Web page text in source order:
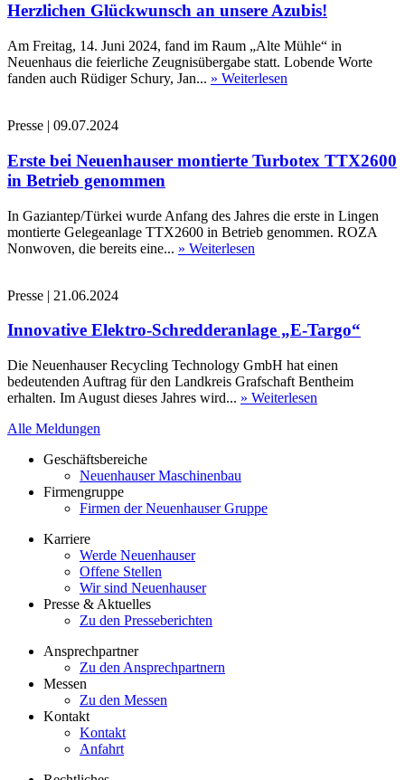
Herzlichen Glückwunsch an unsere Azubis!
Am Freitag, 14. Juni 2024, fand im Raum „Alte Mühle“ in
Neuenhaus die feierliche Zeugnisübergabe statt. Lobende Worte
fanden auch Rüdiger Schury, Jan... » Weiterlesen
Presse | 09.07.2024
Erste bei Neuenhauser montierte Turbotex TTX2600
in Betrieb genommen
In Gaziantep/Türkei wurde Anfang des Jahres die erste in Lingen
montierte Gelegeanlage TTX2600 in Betrieb genommen. ROZA
Nonwoven, die bereits eine... » Weiterlesen
Presse | 21.06.2024
Innovative Elektro-Schredderanlage „E-Targo“
Die Neuenhauser Recycling Technology GmbH hat einen
bedeutenden Auftrag für den Landkreis Grafschaft Bentheim
erhalten. Im August dieses Jahres wird... » Weiterlesen
Alle Meldungen
Geschäftsbereiche
Neuenhauser Maschinenbau
Firmengruppe
Firmen der Neuenhauser Gruppe
Karriere
Werde Neuenhauser
Offene Stellen
Wir sind Neuenhauser
Presse & Aktuelles
Zu den Presseberichten
Ansprechpartner
Zu den Ansprechpartnern
Messen
Zu den Messen
Kontakt
Kontakt
Anfahrt